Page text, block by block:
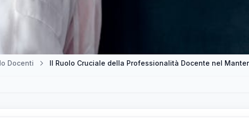
Docenti Il Ruolo Cruciale della Professionalità Docente nel